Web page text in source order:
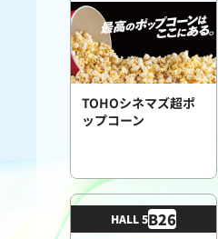
TOHOシネマズ超ポ
ップコーン
HALL 5B26